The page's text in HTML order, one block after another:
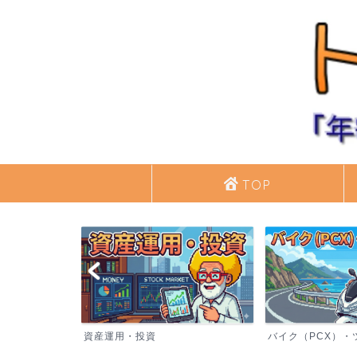
TOP
バイク（PCX）・ツーリング シニアライフ・日